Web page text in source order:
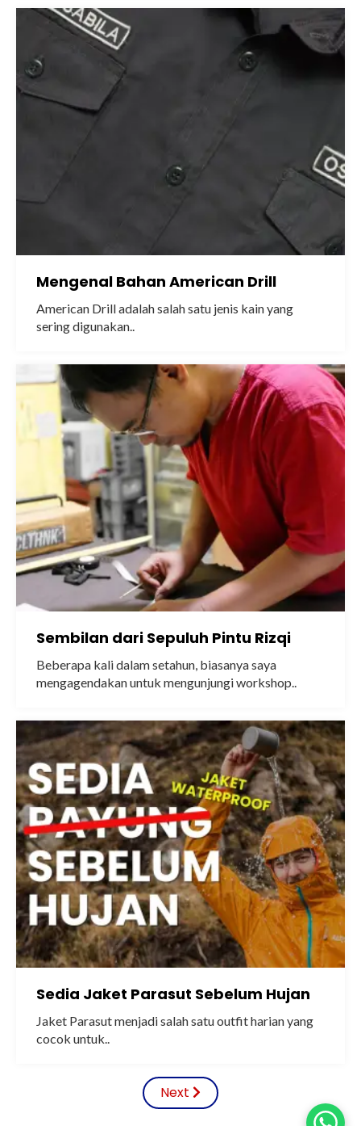
Mengenal Bahan American Drill
American Drill adalah salah satu jenis kain yang
sering digunakan..
Sembilan dari Sepuluh Pintu Rizqi
Beberapa kali dalam setahun, biasanya saya
mengagendakan untuk mengunjungi workshop..
Sedia Jaket Parasut Sebelum Hujan
Jaket Parasut menjadi salah satu outfit harian yang
cocok untuk..
Next